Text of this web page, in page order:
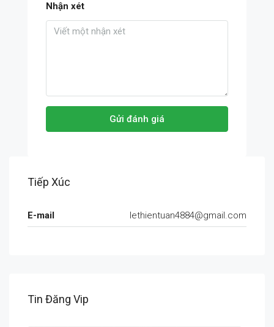
Nhận xét
Gửi đánh giá
Tiếp Xúc
E-mail lethientuan4884@gmail.com
Tin Đăng Vip